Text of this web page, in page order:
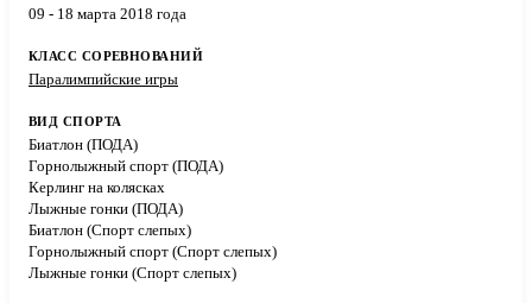
09 - 18 марта 2018 года
Паралимпийские игры
Биатлон (ПОДА)
Горнолыжный спорт (ПОДА)
Керлинг на колясках
Лыжные гонки (ПОДА)
Биатлон (Спорт слепых)
Горнолыжный спорт (Спорт слепых)
Лыжные гонки (Спорт слепых)